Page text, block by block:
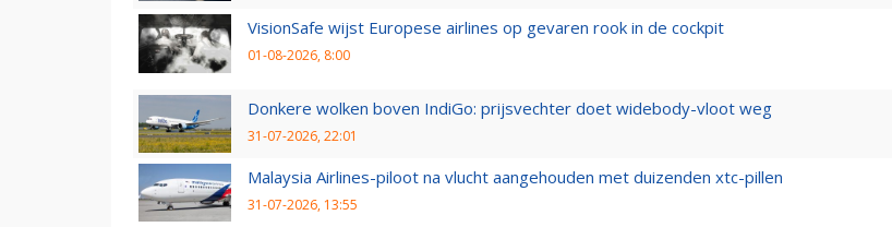
VisionSafe wijst Europese airlines op gevaren rook in de cockpit
01-08-2026, 8:00
Donkere wolken boven IndiGo: prijsvechter doet widebody-vloot weg
31-07-2026, 22:01
Malaysia Airlines-piloot na vlucht aangehouden met duizenden xtc-pillen
31-07-2026, 13:55